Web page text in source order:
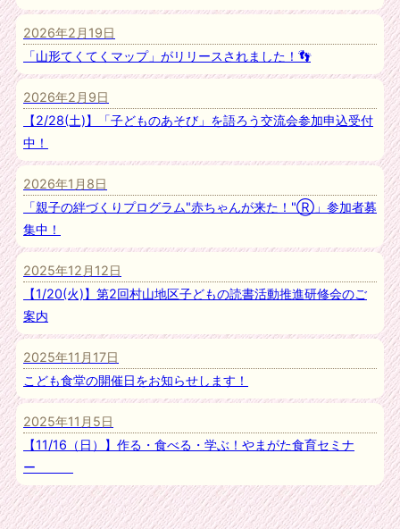
2026年2月19日
「山形てくてくマップ」がリリースされました！👣
2026年2月9日
【2/28(土)】「子どものあそび」を語ろう交流会参加申込受付
中！
2026年1月8日
「親子の絆づくりプログラム"赤ちゃんが来た！"Ⓡ」参加者募
集中！
2025年12月12日
【1/20(火)】第2回村山地区子どもの読書活動推進研修会のご
案内
2025年11月17日
こども食堂の開催日をお知らせします！
2025年11月5日
【11/16（日）】作る・食べる・学ぶ！やまがた食育セミナ
ー